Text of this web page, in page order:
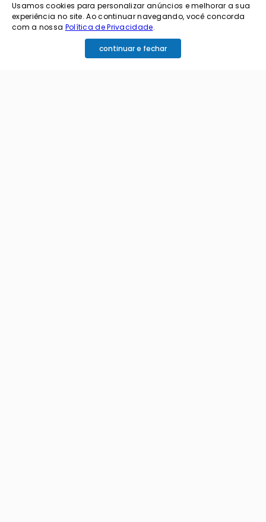
Usamos cookies para personalizar anúncios e melhorar a sua
experiência no site. Ao continuar navegando, você concorda
com a nossa Política de Privacidade.
continuar e fechar